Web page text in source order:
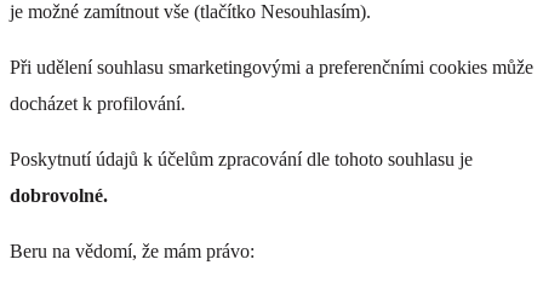
+ 0 Kč
je možné zamítnout vše (tlačítko Nesouhlasím).
Při udělení souhlasu smarketingovými a preferenčními cookies může
docházet k profilování.
Poskytnutí údajů k účelům zpracování dle tohoto souhlasu je
dobrovolné.
Beru na vědomí, že mám právo: